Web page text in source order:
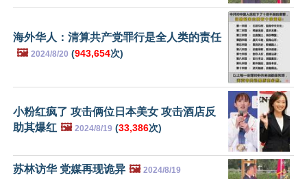
海外华人：清算共产党罪行是全人类的责任
🖼️ 2024/8/20 (943,654次)
小粉红疯了 攻击俩位日本美女 攻击酒店反
助其爆红 🖼️ 2024/8/19 (33,386次)
苏林访华 党媒再现诡异 🖼️ 2024/8/19